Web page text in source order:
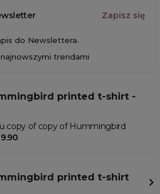
Zapisz się
do Newslettera.
trendami
printed t-shirt -
copy of copy of Hummingbird
printed t-shirt